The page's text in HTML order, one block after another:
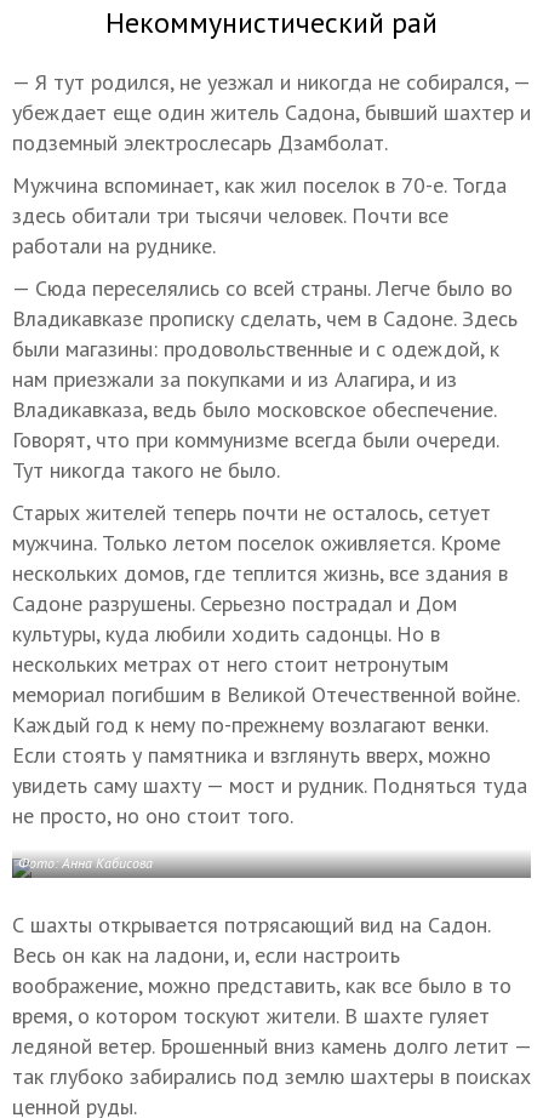
Некоммунистический рай
— Я тут родился, не уезжал и никогда не собирался, —
убеждает еще один житель Садона, бывший шахтер и
подземный электрослесарь Дзамболат.
Мужчина вспоминает, как жил поселок в 70-е. Тогда
здесь обитали три тысячи человек. Почти все
работали на руднике.
— Сюда переселялись со всей страны. Легче было во
Владикавказе прописку сделать, чем в Садоне. Здесь
были магазины: продовольственные и с одеждой, к
нам приезжали за покупками и из Алагира, и из
Владикавказа, ведь было московское обеспечение.
Говорят, что при коммунизме всегда были очереди.
Тут никогда такого не было.
Старых жителей теперь почти не осталось, сетует
мужчина. Только летом поселок оживляется. Кроме
нескольких домов, где теплится жизнь, все здания в
Садоне разрушены. Серьезно пострадал и Дом
культуры, куда любили ходить садонцы. Но в
нескольких метрах от него стоит нетронутым
мемориал погибшим в Великой Отечественной войне.
Каждый год к нему по-прежнему возлагают венки.
Если стоять у памятника и взглянуть вверх, можно
увидеть саму шахту — мост и рудник. Подняться туда
не просто, но оно стоит того.
Фото: Анна Кабисова
С шахты открывается потрясающий вид на Садон.
Весь он как на ладони, и, если настроить
воображение, можно представить, как все было в то
время, о котором тоскуют жители. В шахте гуляет
ледяной ветер. Брошенный вниз камень долго летит —
так глубоко забирались под землю шахтеры в поисках
ценной руды.